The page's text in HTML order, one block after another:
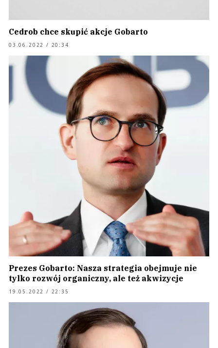
Cedrob chce skupić akcje Gobarto
03.06.2022 / 20:34
Prezes Gobarto: Nasza strategia obejmuje nie
tylko rozwój organiczny, ale też akwizycje
19.05.2022 / 22:35